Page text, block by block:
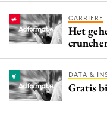
CARRIERE
Het
DATA &
Gratis